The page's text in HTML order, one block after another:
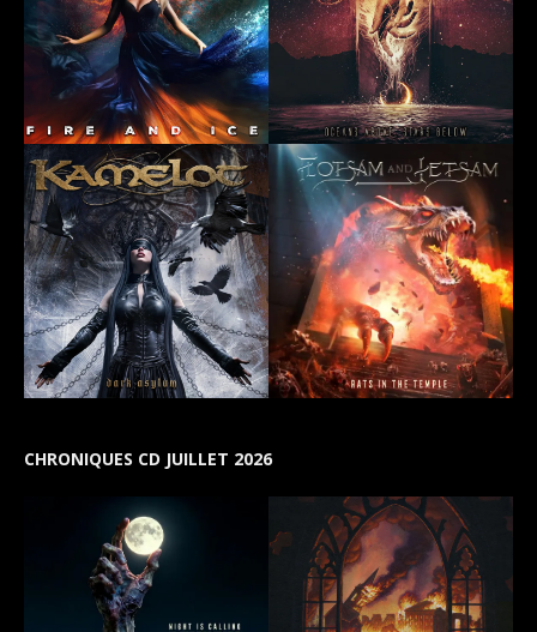
CHRONIQUES CD JUILLET 2026